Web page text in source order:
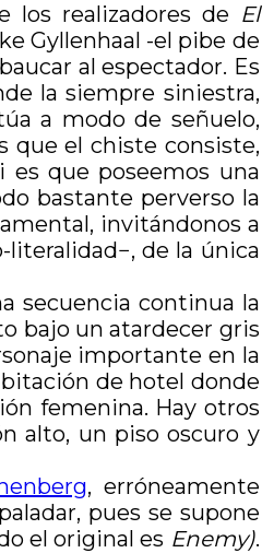
los realizadores de El
Gyllenhaal -el pibe de
al espectador. Es
la siempre siniestra,
a modo de señuelo,
que el chiste consiste,
que poseemos una
bastante perverso la
invitándonos a
literalidad−, de la única
secuencia continua la
bajo un atardecer gris
importante en la
de hotel donde
femenina. Hay otros
alto, un piso oscuro y
, erróneamente
pues se supone
el original es Enemy).